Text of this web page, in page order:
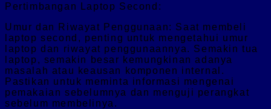
Pertimbangan Laptop Second:
Umur dan Riwayat Penggunaan: Saat membeli
laptop second, penting untuk mengetahui umur
laptop dan riwayat penggunaannya. Semakin tua
laptop, semakin besar kemungkinan adanya
masalah atau keausan komponen internal.
Pastikan untuk meminta informasi mengenai
pemakaian sebelumnya dan menguji perangkat
sebelum membelinya.